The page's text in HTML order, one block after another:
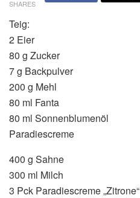
SHARES
Teig:
2 Eier
80 g Zucker
7 g Backpulver
200 g Mehl
80 ml Fanta
80 ml Sonnenblumenöl
Paradiescreme
400 g Sahne
300 ml Milch
3 Pck Paradiescreme „Zitrone“